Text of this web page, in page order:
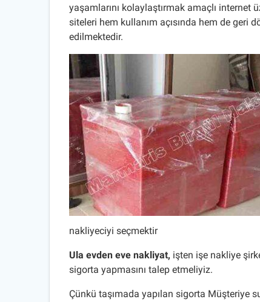
yaşamlarını kolaylaştırmak amaçlı internet
siteleri hem kullanım açısında hem de geri
edilmektedir.
nakliyeciyi seçmektir
Ula evden eve nakliyat, işten işe nakliye
sigorta yapmasını talep etmeliyiz.
Çünkü taşımada yapılan sigorta Müşteriye